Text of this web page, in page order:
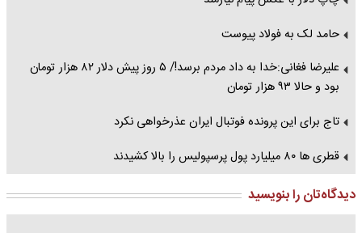
حامد لک به فولاد پیوست
علیرضا فغانی:خدا به داد مردم برسد!/ ۵ روز پیش دلار ۸۲ هزار تومان
بود و حالا ۹۳ هزار تومان
تاج برای این پرونده فوتبال ایران عذرخواهی نکرد
قطری‌ ها ۸۰ میلیارد پول پرسپولیس را بالا کشیدند
دیدگاه‌تان را بنویسید